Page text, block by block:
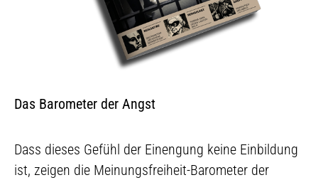
Das Barometer der Angst
Dass dieses Gefühl der Einengung keine Einbildung
ist, zeigen die Meinungsfreiheit-Barometer der